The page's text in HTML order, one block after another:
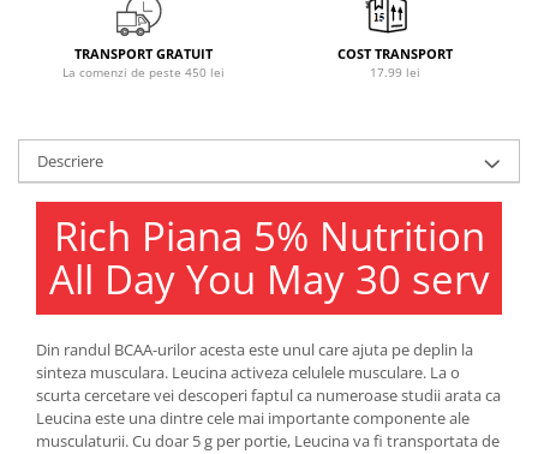
Scivation
Smart Shake
Swanson
Under Armour
Universal
Vitargo
Weider
Zenana
TRANSPORT GRATUIT
La comenzi de peste 450 lei
COST TRANSPORT
17.99 lei
Descriere
Rich Piana 5% Nutrition
All Day You May 30 serv
Din randul BCAA-urilor acesta este unul care ajuta pe deplin la
sinteza musculara. Leucina activeza celulele musculare. La o
scurta cercetare vei descoperi faptul ca numeroase studii arata ca
Leucina este una dintre cele mai importante componente ale
musculaturii. Cu doar 5 g per portie, Leucina va fi transportata de